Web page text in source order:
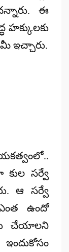
ఈ
హక్కులకు
ఇచ్చారు.
కుల సర్వే
ఆ సర్వే
ఉందో
చేయాలని